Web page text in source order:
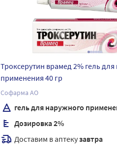
Троксерутин врамед 2% гель
применения 40 гр
Софарма АО
гель для наружного
Дозировка 2%
Доставим в аптекузавтра